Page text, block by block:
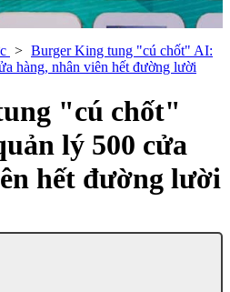
Burger King tung "cú chốt" AI:
hàng, nhân viên hết đường lười
"cú chốt"
lý 500 cửa
hết đường lười